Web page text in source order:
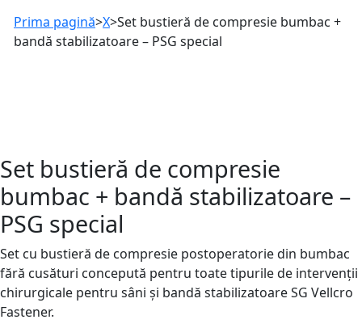
Prima pagină>X>Set bustieră de compresie bumbac +
bandă stabilizatoare – PSG special
Set bustieră de compresie
bumbac + bandă stabilizatoare –
PSG special
Set cu bustieră de compresie postoperatorie din bumbac
fără cusături concepută pentru toate tipurile de intervenții
chirurgicale pentru sâni și bandă stabilizatoare SG Vellcro
Fastener.